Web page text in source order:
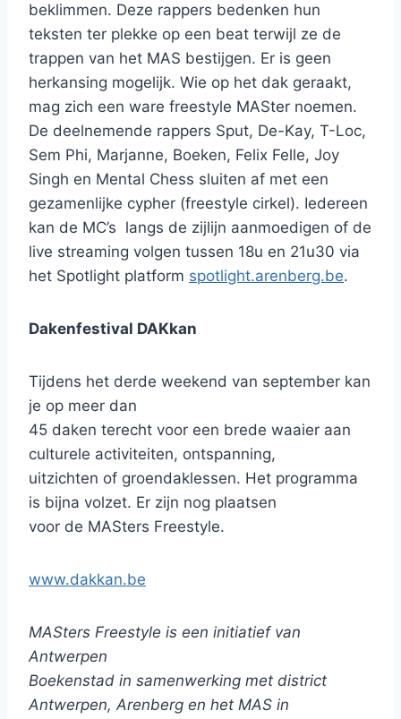
beklimmen. Deze rappers bedenken hun
teksten ter plekke op een beat terwijl ze de
trappen van het MAS bestijgen. Er is geen
herkansing mogelijk. Wie op het dak geraakt,
mag zich een ware freestyle MASter noemen.
De deelnemende rappers Sput, De-Kay, T-Loc,
Sem Phi, Marjanne, Boeken, Felix Felle, Joy
Singh en Mental Chess sluiten af met een
gezamenlijke cypher (freestyle cirkel). Iedereen
kan de MC’s langs de zijlijn aanmoedigen of de
live streaming volgen tussen 18u en 21u30 via
het Spotlight platform spotlight.arenberg.be.
Dakenfestival DAKkan
Tijdens het derde weekend van september kan
je op meer dan
45 daken terecht voor een brede waaier aan
culturele activiteiten, ontspanning,
uitzichten of groendaklessen. Het programma
is bijna volzet. Er zijn nog plaatsen
voor de MASters Freestyle.
www.dakkan.be
MASters Freestyle is een initiatief van
Antwerpen
Boekenstad in samenwerking met district
Antwerpen, Arenberg en het MAS in